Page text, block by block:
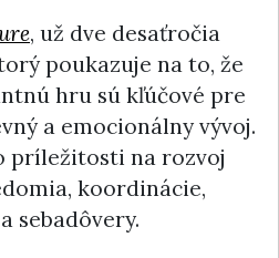
, už dve desaťročia
poukazuje na to, že
hru sú kľúčové pre
a emocionálny vývoj.
príležitosti na rozvoj
koordinácie,
sebadôvery.